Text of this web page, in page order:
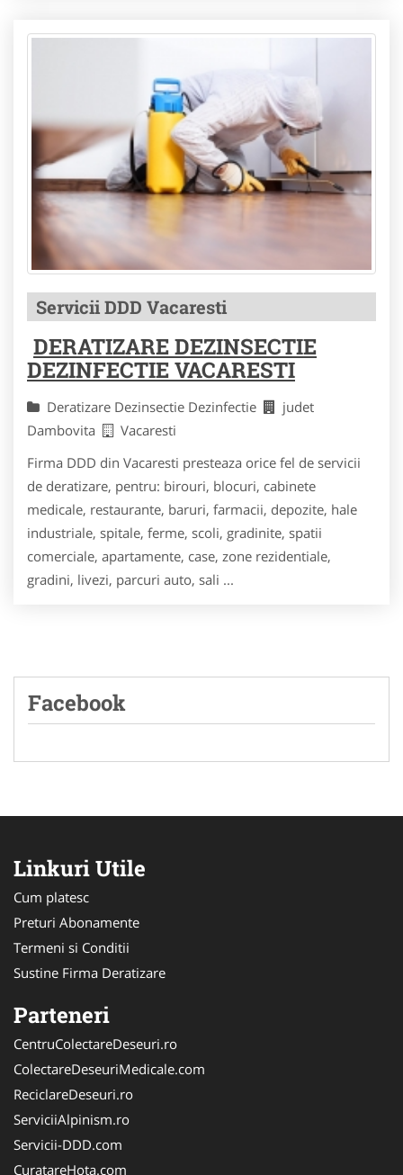
Servicii DDD Vacaresti
DERATIZARE DEZINSECTIE
DEZINFECTIE VACARESTI
Deratizare Dezinsectie Dezinfectie
judet
Dambovita
Vacaresti
Firma DDD din Vacaresti presteaza orice fel de servicii
de deratizare, pentru: birouri, blocuri, cabinete
medicale, restaurante, baruri, farmacii, depozite, hale
industriale, spitale, ferme, scoli, gradinite, spatii
comerciale, apartamente, case, zone rezidentiale,
gradini, livezi, parcuri auto, sali ...
Facebook
Linkuri Utile
Cum platesc
Preturi Abonamente
Termeni si Conditii
Sustine Firma Deratizare
Parteneri
CentruColectareDeseuri.ro
ColectareDeseuriMedicale.com
ReciclareDeseuri.ro
ServiciiAlpinism.ro
Servicii-DDD.com
CuratareHota.com